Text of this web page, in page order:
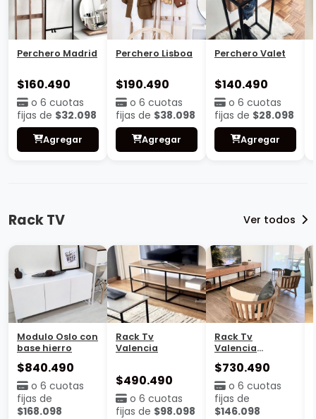
Perchero Madrid
$160.490
o 6 cuotas
fijas de $32.098
Agregar
Perchero Lisboa
$190.490
o 6 cuotas
fijas de $38.098
Agregar
Perchero Valet
$140.490
o 6 cuotas
fijas de $28.098
Agregar
Rack TV Ver todos
Modulo Oslo con
base hierro
$840.490
o 6 cuotas
fijas de
$168.098
Rack Tv
Valencia
$490.490
o 6 cuotas
fijas de $98.098
Rack Tv
Valencia
$730.490
o 6 cuotas
fijas de
$146.098